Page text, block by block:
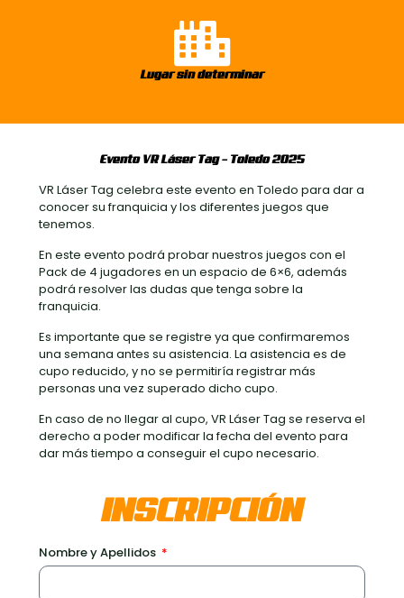
Lugar sin determinar
Evento VR Láser Tag – Toledo 2025
VR Láser Tag celebra este evento en Toledo para dar a
conocer su franquicia y los diferentes juegos que
tenemos.
En este evento podrá probar nuestros juegos con el
Pack de 4 jugadores en un espacio de 6×6, además
podrá resolver las dudas que tenga sobre la
franquicia.
Es importante que se registre ya que confirmaremos
una semana antes su asistencia. La asistencia es de
cupo reducido, y no se permitiría registrar más
personas una vez superado dicho cupo.
En caso de no llegar al cupo, VR Láser Tag se reserva el
derecho a poder modificar la fecha del evento para
dar más tiempo a conseguir el cupo necesario.
INSCRIPCIÓN
Nombre y Apellidos